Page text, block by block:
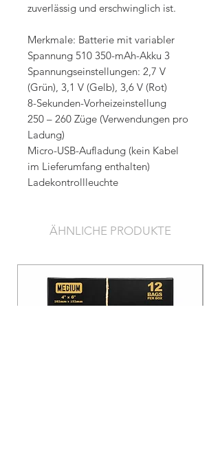
zuverlässig und erschwinglich ist.
Merkmale: Batterie mit variabler
Spannung 510 350-mAh-Akku 3
Spannungseinstellungen: 2,7 V
(Grün), 3,1 V (Gelb), 3,6 V (Rot)
8-Sekunden-Vorheizeinstellung
250 – 260 Züge (Verwendungen pro
Ladung)
Micro-USB-Aufladung (kein Kabel
im Lieferumfang enthalten)
Ladekontrollleuchte
ÄHNLICHE PRODUKTE